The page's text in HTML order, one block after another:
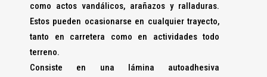
como actos vandálicos, arañazos y ralladuras.
Estos pueden ocasionarse en cualquier trayecto,
tanto en carretera como en actividades todo
terreno.
Consiste en una lámina autoadhesiva